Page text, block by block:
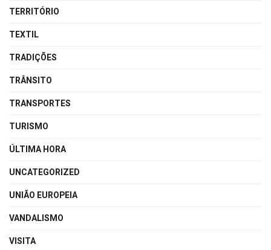
TERRITÓRIO
TEXTIL
TRADIÇÕES
TRÂNSITO
TRANSPORTES
TURISMO
ÚLTIMA HORA
UNCATEGORIZED
UNIÃO EUROPEIA
VANDALISMO
VISITA